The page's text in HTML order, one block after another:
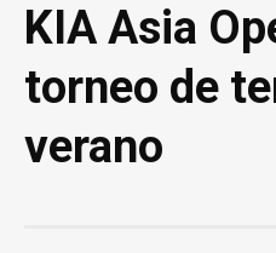
KIA Asia
torneo de
verano